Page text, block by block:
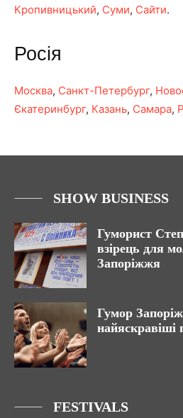
Кропивницький, Суми, Сайти.
Росія
Москва, Санкт-Петербург,
Єкатеринбург, Казань, Самара,
SHOW BUSINESS
Гуморист
взірець для
Запоріжжя
Гумор
найяскравіші
FESTIVALS